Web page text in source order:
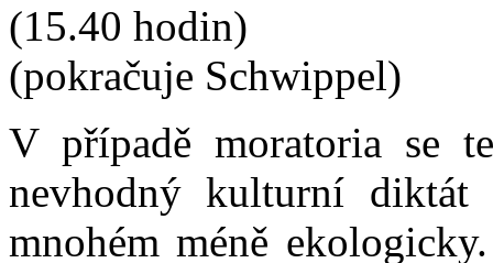
(15.40 hodin)
(pokračuje Schwippel)
V případě moratoria se
nevhodný kulturní
mnohém méně